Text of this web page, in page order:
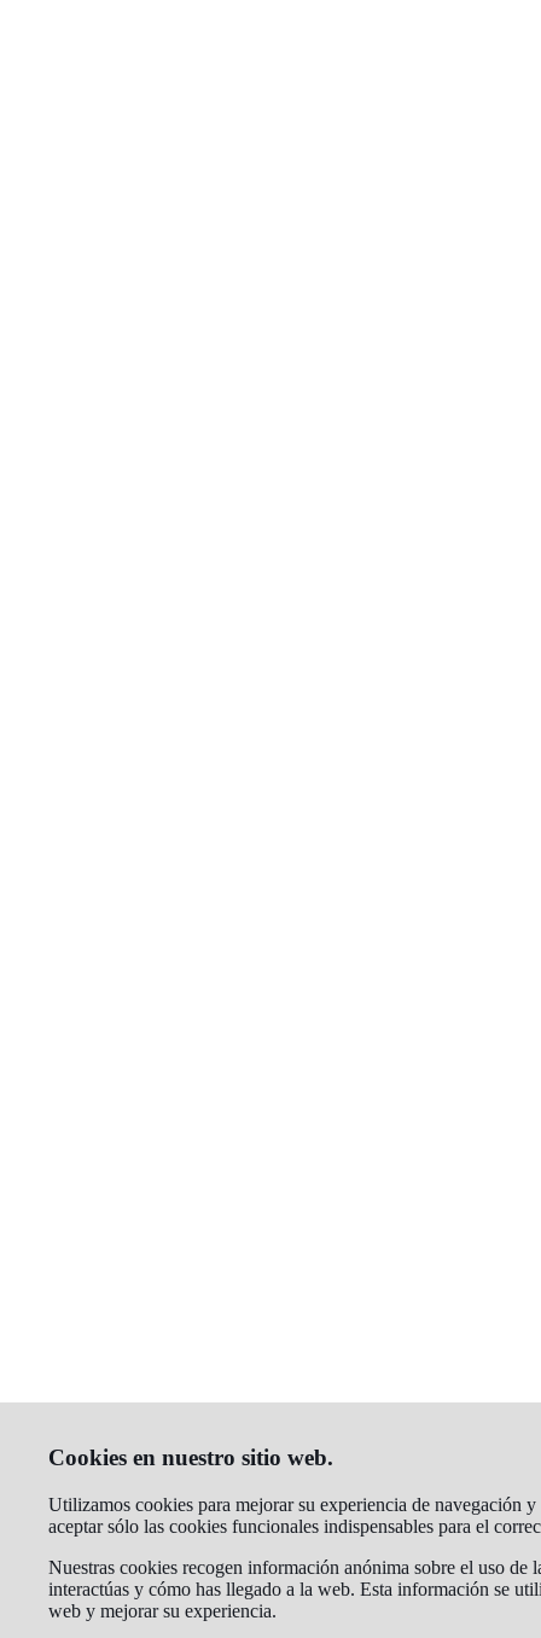
Cookies en nuestro sitio web.
Utilizamos cookies para mejorar su experiencia de navegación
aceptar sólo las cookies funcionales indispensables para el
Nuestras cookies recogen información anónima sobre el uso de
interactúas y cómo has llegado a la web. Esta información se
web y mejorar su experiencia.